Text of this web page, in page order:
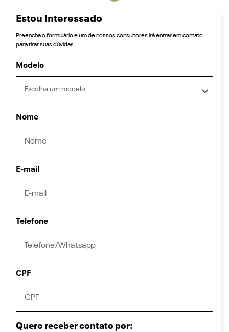
Estou Interessado
Preencha o formulário e um de nossos consultores irá entrar em contato
para tirar suas dúvidas.
Modelo
Escolha um modelo
Nome
E-mail
Telefone
CPF
Quero receber contato por: